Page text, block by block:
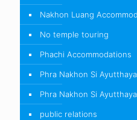
Nakhon Luang
No temple touring
Phachi Accommodations
Phra Nakhon Si
Phra Nakhon Si
public relations